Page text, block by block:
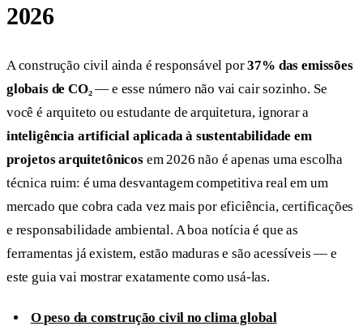
2026
A construção civil ainda é responsável por37% das emissões
globais de CO₂— e esse número não vai cair sozinho. Se
você é arquiteto ou estudante de arquitetura, ignorar a
inteligência artificial aplicada à sustentabilidade em
projetos arquitetônicosem 2026 não é apenas uma escolha
técnica ruim: é uma desvantagem competitiva real em um
mercado que cobra cada vez mais por eficiência, certificações
e responsabilidade ambiental. A boa notícia é que as
ferramentas já existem, estão maduras e são acessíveis — e
este guia vai mostrar exatamente como usá-las.
O peso da construção civil no clima global